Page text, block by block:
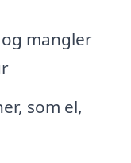
mangler
som el,